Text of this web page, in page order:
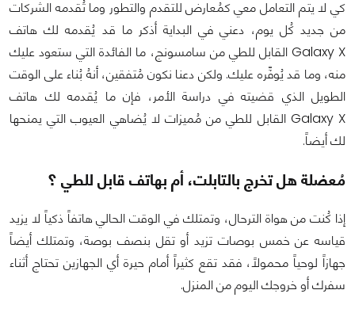
كي لا يتم التعامل معي كمُعارض للتقدم والتطور وما تُقدمه الشركات
من جديد كُل يوم، دعني في البداية أذكر ما قد يُقدمه لك هاتف
Galaxy X القابل للطي من سامسونج، ما الفائدة التي ستعود عليك
منه، وما قد يُوفِّره عليك. ولكن دعنا نكون مُتفقين، أنهُ بُناء على الوقت
الطويل الذي قضيته في دراسة الأمر، فإن ما يُقدمه لك هاتف
Galaxy X القابل للطي من مُميزات لا يُضاهي العيوب التي يمنحها
لك أيضاً.
مُعضلة هل تخرج بالتابلت، أم بهاتف قابل للطي ؟
إذا كُنت من هواة الترحال، وتمتلك في الوقت الحالي هاتفاً ذكياً لا يزيد
قياسه عن خمس بوصات تزيد أو تقل بنصف بوصة، وتمتلك أيضاً
جهازاً لوحياً محمولاً، فقد تقع كثيراً أمام حيرة أي الجهازين تحتاج أثناء
سفرك أو خروجك اليوم من المنزل.